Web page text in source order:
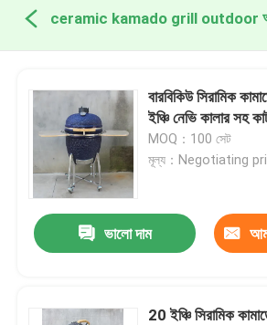
ceramic kamado grill outdoor
বারবিকিউ সিরামিক
ইঞ্চি নেভি কালার সহ
MOQ：100 সেট
মূল্য：Negotiating
ভালো দাম
20 ইঞ্চি সিরামিক